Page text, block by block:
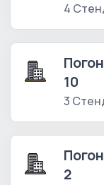
4
10
3
2